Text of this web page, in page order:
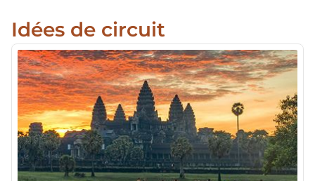
Idées de circuit